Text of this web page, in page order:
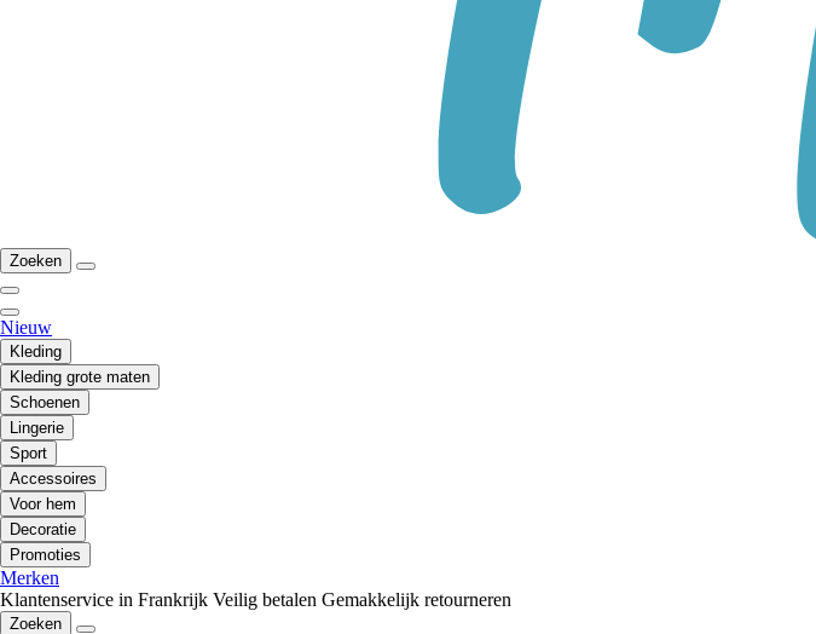
Zoeken
Nieuw
Kleding
Kleding grote maten
Schoenen
Lingerie
Sport
Accessoires
Voor hem
Decoratie
Promoties
Merken
Klantenservice in Frankrijk Veilig betalen Gemakkelijk retourneren
Zoeken